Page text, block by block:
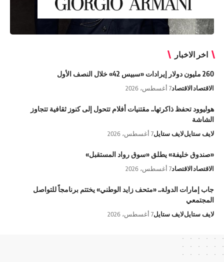
اخر الاخبار
260 مليون دولار إيرادات «سبيس 42» خلال النصف الأول
الاقتصادالاقتصاد7 أغسطس، 2026
هوليوود تحفظ ذاكرتها.. مقتنيات أفلام تتحول إلى كنوز ثقافية تتجاوز
الشاشة
لايف ستايللايف ستايل7 أغسطس، 2026
«صندوق خليفة» يطلق «سوق رواد المستقبل»
الاقتصادالاقتصاد7 أغسطس، 2026
جاب إمارات الدولة.. «متحف زايد الوطني» يختتم برنامجاً للتواصل
المجتمعي
لايف ستايللايف ستايل7 أغسطس، 2026